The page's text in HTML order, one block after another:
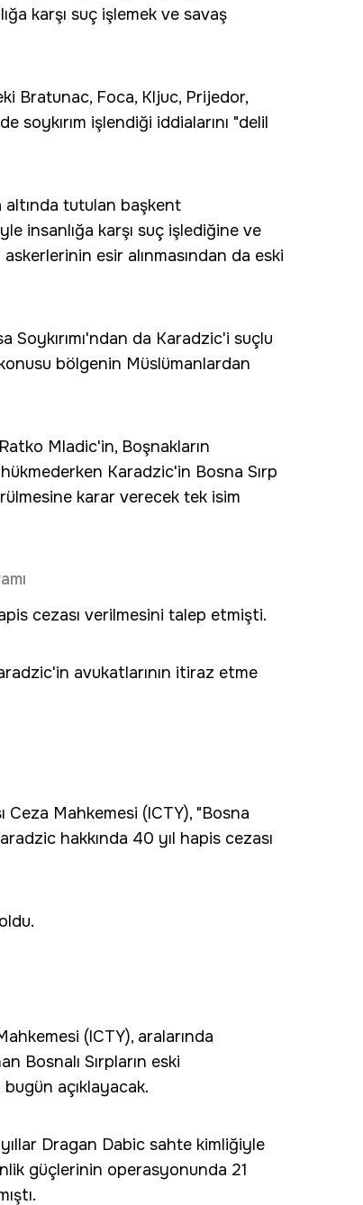
karşı suç işlemek ve savaş
Bratunac, Foca, Kljuc, Prijedor,
soykırım işlendiği iddialarını "delil
tutulan başkent
insanlığa karşı suç işlediğine ve
esir alınmasından da eski
Soykırımı'ndan da Karadzic'i suçlu
bölgenin Müslümanlardan
Mladic'in, Boşnakların
Karadzic'in Bosna Sırp
karar verecek tek isim
cezası verilmesini talep etmişti.
avukatlarının itiraz etme
Ceza Mahkemesi (ICTY), "Bosna
hakkında 40 yıl hapis cezası
(ICTY), aralarında
Bosnalı Sırpların eski
açıklayacak.
Dragan Dabic sahte kimliğiyle
güçlerinin operasyonunda 21